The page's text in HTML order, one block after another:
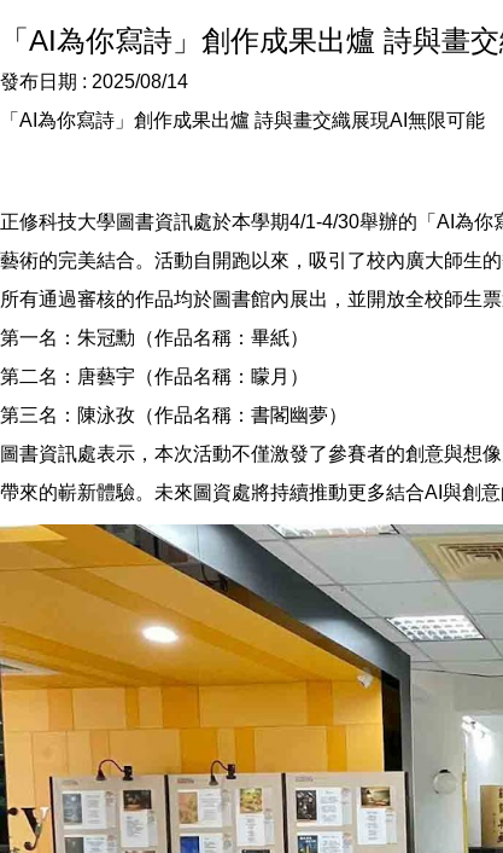
「AI為你寫詩」創作成果出爐 詩與畫
發布日期 : 2025/08/14
「AI為你寫詩」創作成果出爐 詩與畫交織展現AI無限可能
正修科技大學圖書資訊處於本學期4/1-4/30舉辦的「AI為
藝術的完美結合。活動自開跑以來，吸引了校內廣大師生
所有通過審核的作品均於圖書館內展出，並開放全校師生
第一名：朱冠勳（作品名稱：畢紙）
第二名：唐藝宇（作品名稱：矇月）
第三名：陳泳孜（作品名稱：書閣幽夢）
圖書資訊處表示，本次活動不僅激發了參賽者的創意與想
帶來的嶄新體驗。未來圖資處將持續推動更多結合AI與創